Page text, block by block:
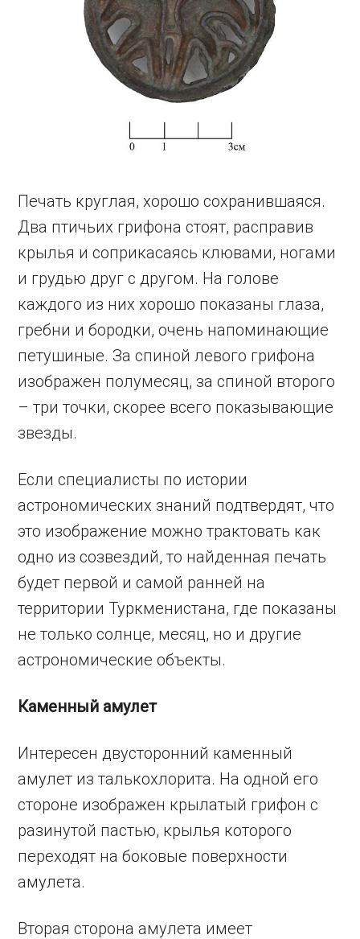
Печать круглая, хорошо сохранившаяся.
Два птичьих грифона стоят, расправив
крылья и соприкасаясь клювами, ногами
и грудью друг с другом. На голове
каждого из них хорошо показаны глаза,
гребни и бородки, очень напоминающие
петушиные. За спиной левого грифона
изображен полумесяц, за спиной второго
– три точки, скорее всего показывающие
звезды.
Если специалисты по истории
астрономических знаний подтвердят, что
это изображение можно трактовать как
одно из созвездий, то найденная печать
будет первой и самой ранней на
территории Туркменистана, где показаны
не только солнце, месяц, но и другие
астрономические объекты.
Каменный амулет
Интересен двусторонний каменный
амулет из талькохлорита. На одной его
стороне изображен крылатый грифон с
разинутой пастью, крылья которого
переходят на боковые поверхности
амулета.
Вторая сторона амулета имеет